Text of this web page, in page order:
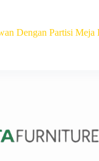
Dengan Partisi Meja